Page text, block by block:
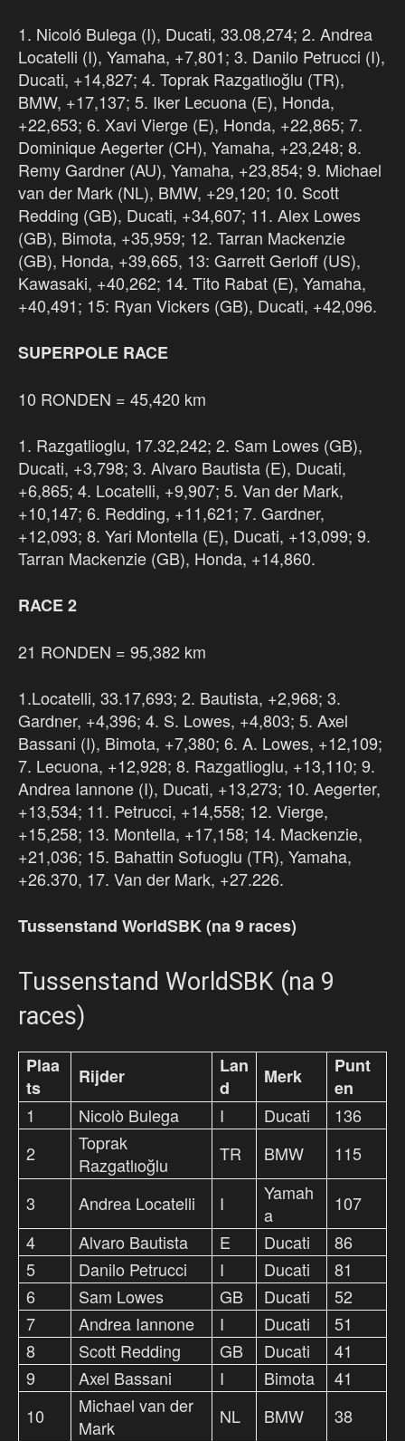
1. Nicoló Bulega (I), Ducati, 33.08,274; 2. Andrea
Locatelli (I), Yamaha, +7,801; 3. Danilo Petrucci (I),
Ducati, +14,827; 4. Toprak Razgatlıoğlu (TR),
BMW, +17,137; 5. Iker Lecuona (E), Honda,
+22,653; 6. Xavi Vierge (E), Honda, +22,865; 7.
Dominique Aegerter (CH), Yamaha, +23,248; 8.
Remy Gardner (AU), Yamaha, +23,854; 9. Michael
van der Mark (NL), BMW, +29,120; 10. Scott
Redding (GB), Ducati, +34,607; 11. Alex Lowes
(GB), Bimota, +35,959; 12. Tarran Mackenzie
(GB), Honda, +39,665, 13: Garrett Gerloff (US),
Kawasaki, +40,262; 14. Tito Rabat (E), Yamaha,
+40,491; 15: Ryan Vickers (GB), Ducati, +42,096.
SUPERPOLE RACE
10 RONDEN = 45,420 km
1. Razgatlioglu, 17.32,242; 2. Sam Lowes (GB),
Ducati, +3,798; 3. Alvaro Bautista (E), Ducati,
+6,865; 4. Locatelli, +9,907; 5. Van der Mark,
+10,147; 6. Redding, +11,621; 7. Gardner,
+12,093; 8. Yari Montella (E), Ducati, +13,099; 9.
Tarran Mackenzie (GB), Honda, +14,860.
RACE 2
21 RONDEN = 95,382 km
1.Locatelli, 33.17,693; 2. Bautista, +2,968; 3.
Gardner, +4,396; 4. S. Lowes, +4,803; 5. Axel
Bassani (I), Bimota, +7,380; 6. A. Lowes, +12,109;
7. Lecuona, +12,928; 8. Razgatlioglu, +13,110; 9.
Andrea Iannone (I), Ducati, +13,273; 10. Aegerter,
+13,534; 11. Petrucci, +14,558; 12. Vierge,
+15,258; 13. Montella, +17,158; 14. Mackenzie,
+21,036; 15. Bahattin Sofuoglu (TR), Yamaha,
+26.370, 17. Van der Mark, +27.226.
Tussenstand WorldSBK (na 9 races)
Tussenstand WorldSBK (na 9
races)
Plaa
ts
Rijder
Lan
d
Merk
Punt
en
1
Nicolò Bulega I Ducati
136
2
Toprak
Razgatlıoğlu
TR BMW 115
3 Andrea Locatelli I
Yamah
a
107
4
Alvaro Bautista E Ducati
86
5
Danilo Petrucci I Ducati
81
6
Sam Lowes GB Ducati
52
7
Andrea Iannone I Ducati
51
8
Scott Redding GB Ducati
41
9
Axel Bassani I Bimota
41
10
Michael van der
Mark
NL BMW 38